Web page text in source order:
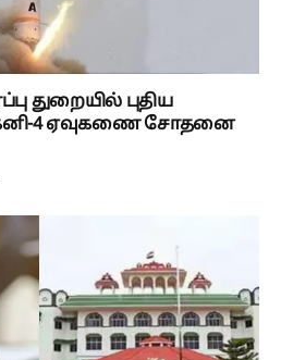
துறையில் புதிய
4 ஏவுகணை சோதனை